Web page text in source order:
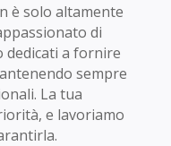
è solo altamente
di
dedicati a fornire
sempre
La tua
e lavoriamo